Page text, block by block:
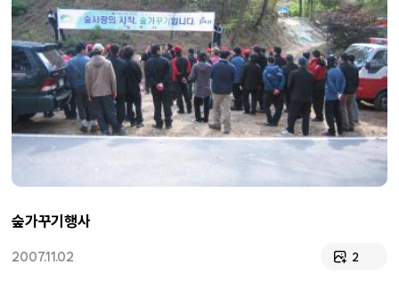
숲가꾸기행사
2007.11.02 2